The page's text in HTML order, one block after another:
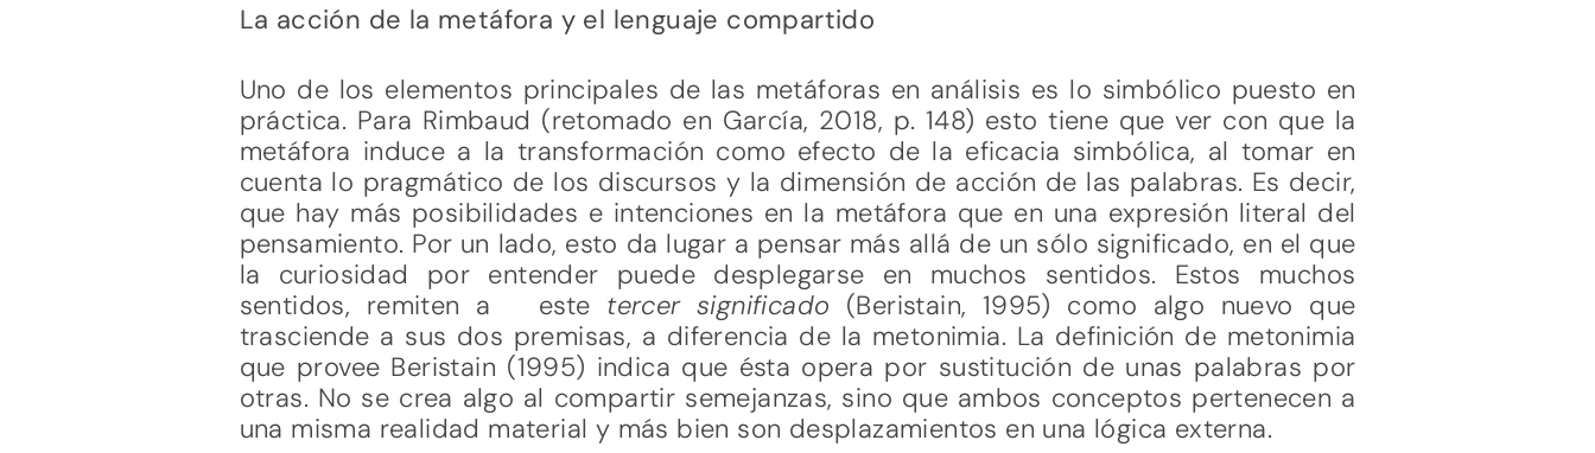
La acción de la metáfora y el lenguaje compartido
Uno de los elementos principales de las metáforas en análisis es lo simbólico puesto en
práctica. Para Rimbaud (retomado en García, 2018, p. 148) esto tiene que ver con que la
metáfora induce a la transformación como efecto de la eficacia simbólica, al tomar en
cuenta lo pragmático de los discursos y la dimensión de acción de las palabras. Es decir,
que hay más posibilidades e intenciones en la metáfora que en una expresión literal del
pensamiento. Por un lado, esto da lugar a pensar más allá de un sólo significado, en el que
la curiosidad por entender puede desplegarse en muchos sentidos. Estos muchos
sentidos, remiten a este tercer significado (Beristain, 1995) como algo nuevo que
trasciende a sus dos premisas, a diferencia de la metonimia. La definición de metonimia
que provee Beristain (1995) indica que ésta opera por sustitución de unas palabras por
otras. No se crea algo al compartir semejanzas, sino que ambos conceptos pertenecen a
una misma realidad material y más bien son desplazamientos en una lógica externa.